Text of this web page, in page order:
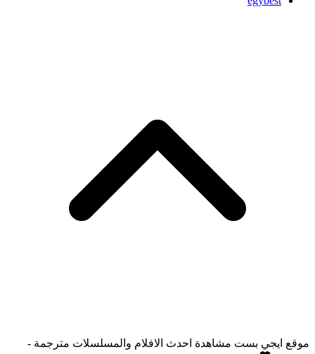
موقع ايجي بست مشاهدة احدث الافلام والمسلسلات مترجمة -